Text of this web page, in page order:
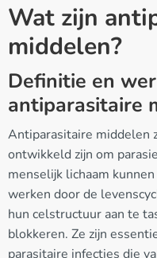
Wat zijn
middelen?
Definitie en
antiparasitaire
Antiparasitaire middelen
ontwikkeld zijn om
menselijk lichaam
werken door de
hun celstructuur aan te
blokkeren. Ze zijn
parasitaire infecties die